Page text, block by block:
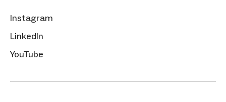
Instagram
LinkedIn
YouTube